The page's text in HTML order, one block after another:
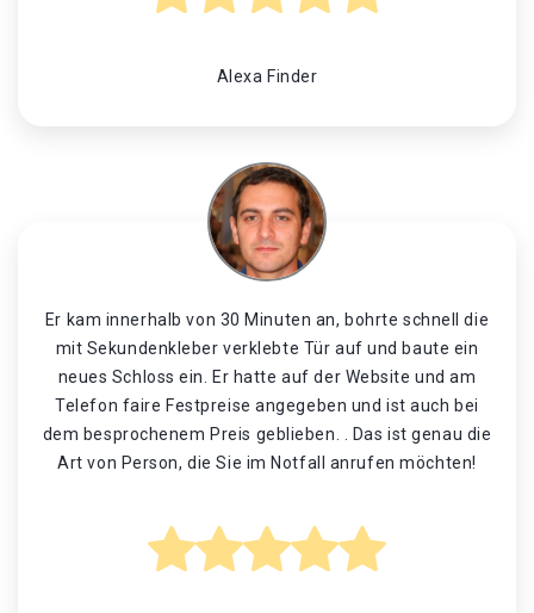
Alexa Finder
Er kam innerhalb von 30 Minuten an, bohrte schnell die
mit Sekundenkleber verklebte Tür auf und baute ein
neues Schloss ein. Er hatte auf der Website und am
Telefon faire Festpreise angegeben und ist auch bei
dem besprochenem Preis geblieben. . Das ist genau die
Art von Person, die Sie im Notfall anrufen möchten!